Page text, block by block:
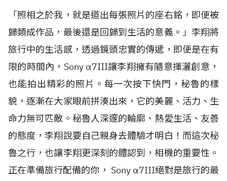
「照相之於我，就是道出每張照片的座右銘，即便被
歸類成作品，最後還是回歸到生活的意義。」李翔將
旅行中的生活感，透過鏡頭忠實的傳遞，即便是在有
限的時間內，Sony α7III讓李翔擁有隨意揮灑創意，
也能拍出精彩的照片。每一次按下快門，秘魯的樣
貌，逐漸在大家眼前拼湊出來，它的美麗、活力、生
命力無可匹敵。秘魯人深邃的輪廓、熱愛生活、友善
的態度，李翔說要自己親身去體驗才明白！而這次秘
魯之行，也讓李翔更深刻的體認到，相機的重要性。
正在準備旅行配備的你， Sony α7III絕對是旅行的最